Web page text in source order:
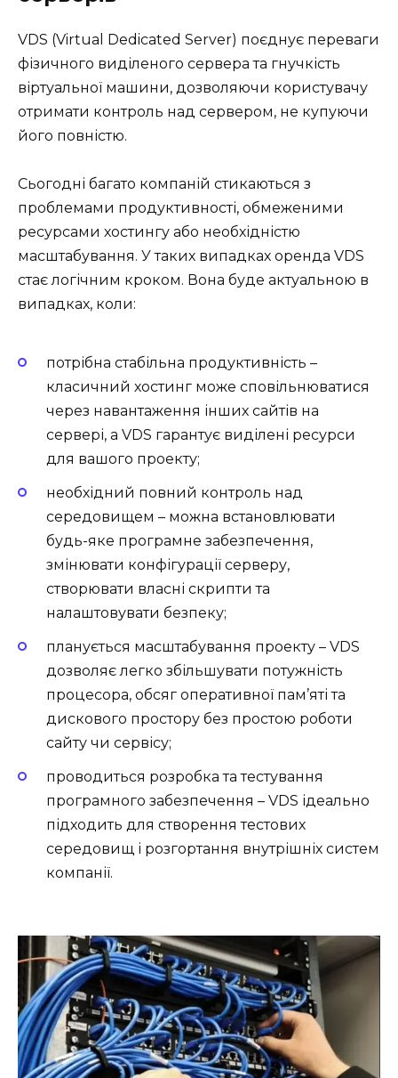
VDS (Virtual Dedicated Server) поєднує переваги
фізичного виділеного сервера та гнучкість
віртуальної машини, дозволяючи користувачу
отримати контроль над сервером, не купуючи
його повністю.
Сьогодні багато компаній стикаються з
проблемами продуктивності, обмеженими
ресурсами хостингу або необхідністю
масштабування. У таких випадках оренда VDS
стає логічним кроком. Вона буде актуальною в
випадках, коли:
потрібна стабільна продуктивність –
класичний хостинг може сповільнюватися
через навантаження інших сайтів на
сервері, а VDS гарантує виділені ресурси
для вашого проекту;
необхідний повний контроль над
середовищем – можна встановлювати
будь-яке програмне забезпечення,
змінювати конфігурації серверу,
створювати власні скрипти та
налаштовувати безпеку;
планується масштабування проекту – VDS
дозволяє легко збільшувати потужність
процесора, обсяг оперативної пам’яті та
дискового простору без простою роботи
сайту чи сервісу;
проводиться розробка та тестування
програмного забезпечення – VDS ідеально
підходить для створення тестових
середовищ і розгортання внутрішніх систем
компанії.